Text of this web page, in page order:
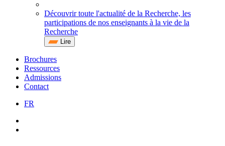
Découvrir toute l'actualité de la Recherche, les
participations de nos enseignants à la vie de la
Recherche
Lire
Brochures
Ressources
Admissions
Contact
FR